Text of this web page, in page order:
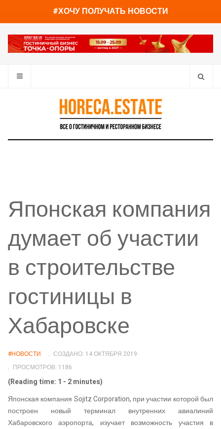
#ХОЧУ ПОЛУЧАТЬ НОВОСТИ
Японская компания
думает об участии
в строительстве
гостиницы в
Хабаровске
#НОВОСТИ
СОЗДАНО: 14 ОКТЯБРЯ 2019
ПРОСМОТРОВ: 1186
(Reading time: 1 - 2 minutes)
Японская компания Sojitz Corporation, при участии которой был
построен новый терминал внутренних авиалиний
Хабаровского аэропорта, изучает возможность участия в